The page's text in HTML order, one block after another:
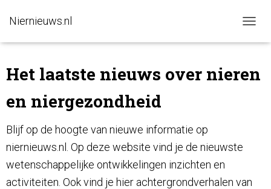
Niernieuws.nl
A
E
Het laatste nieuws over nieren
en niergezondheid
Blijf op de hoogte van nieuwe informatie op
niernieuws.nl. Op deze website vind je de nieuwste
wetenschappelijke ontwikkelingen inzichten en
activiteiten. Ook vind je hier achtergrondverhalen van